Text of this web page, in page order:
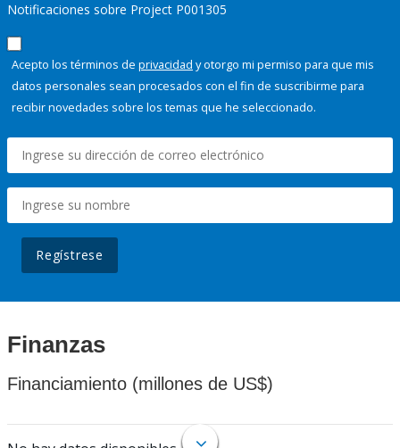
Notificaciones sobre Project P001305
Acepto los términos de privacidad y otorgo mi permiso para que mis
datos personales sean procesados con el fin de suscribirme para
recibir novedades sobre los temas que he seleccionado.
Regístrese
Finanzas
Financiamiento (millones de US$)